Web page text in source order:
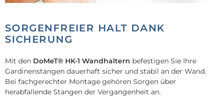
SORGENFREIER HALT DANK
SICHERUNG
Mit den DoMeT® HK-1 Wandhaltern befestigen Sie Ihre
Gardinenstangen dauerhaft sicher und stabil an der Wand.
Bei fachgerechter Montage gehören Sorgen über
herabfallende Stangen der Vergangenheit an.